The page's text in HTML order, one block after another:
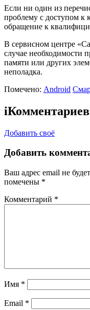
Если ни один из
проблему с доступом к
обращение к
В сервисном центре
случае необходимости
памяти или других
неполадка.
Помечено: Android
i
Добавить своё
Добавить
Ваш адрес email не
помечены *
Комментарий *
Имя *
Email *